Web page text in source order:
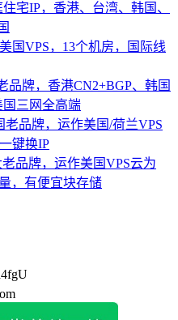
宅IP，香港、台湾、韩国、
国VPS，13个机房，国际线
品牌，香港CN2+BGP、韩国
国三网全高端
老品牌，运作美国/荷兰VPS
键换IP
品牌，运作美国VPS云为
，有便宜块存储